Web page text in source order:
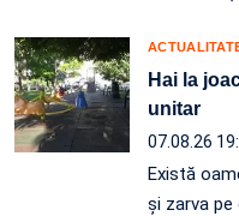
Hai la
unitar
07.08.26
Există
și zarva